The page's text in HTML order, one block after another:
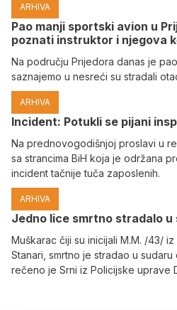
ARHIVA
Pao manji sportski avion u
poznati instruktor i njegova
Na području Prijedora danas je
saznajemo u nesreći su stradali
ARHIVA
Incident: Potukli se pijani
Na prednovogodišnjoj proslavi u
sa strancima BiH koja je održana
incident tačnije tuča zaposlenih.
ARHIVA
Јedno lice smrtno stradalo u
Muškarac čiji su inicijali M.M. /43/
Stanari, smrtno je stradao u sudaru
rečeno je Srni iz Policijske uprave